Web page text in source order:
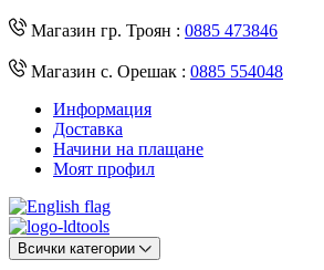
Магазин гр. Троян : 0885 473846
Магазин с. Орешак : 0885 554048
Информация
Доставка
Начини на плащане
Моят профил
Всички категории